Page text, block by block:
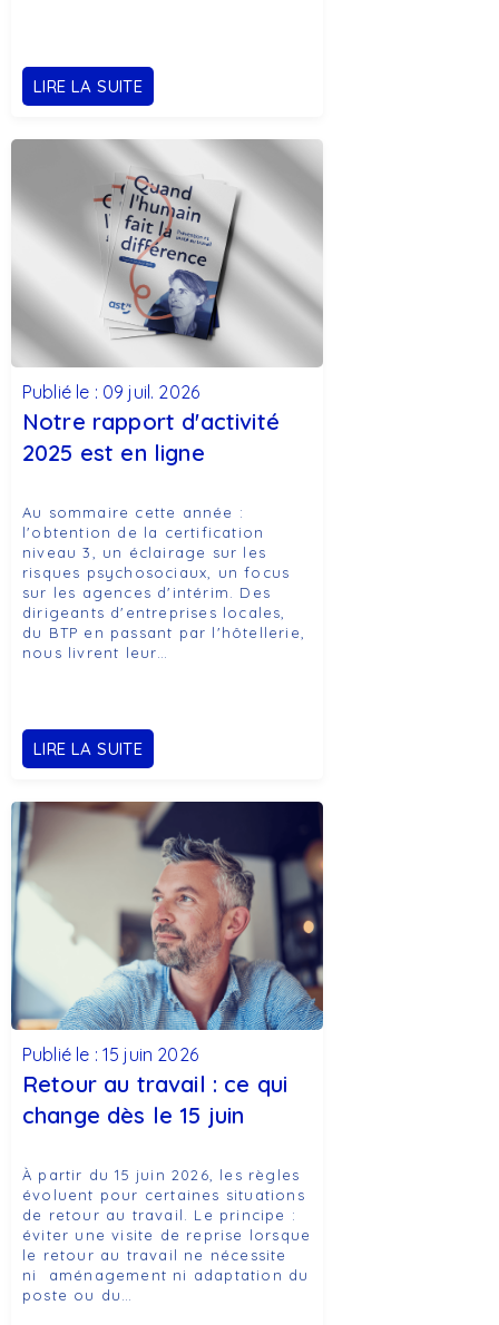
LIRE LA SUITE
Publié le : 09 juil. 2026
Notre rapport d'activité
2025 est en ligne
Au sommaire cette année :
l'obtention de la certification
niveau 3, un éclairage sur les
risques psychosociaux, un focus
sur les agences d'intérim. Des
dirigeants d'entreprises locales,
du BTP en passant par l'hôtellerie,
nous livrent leur…
LIRE LA SUITE
Publié le : 15 juin 2026
Retour au travail : ce qui
change dès le 15 juin
À partir du 15 juin 2026, les règles
évoluent pour certaines situations
de retour au travail. Le principe :
éviter une visite de reprise lorsque
le retour au travail ne nécessite
ni aménagement ni adaptation du
poste ou du…